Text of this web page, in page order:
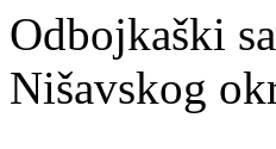
Odbojkaški
Nišavskog